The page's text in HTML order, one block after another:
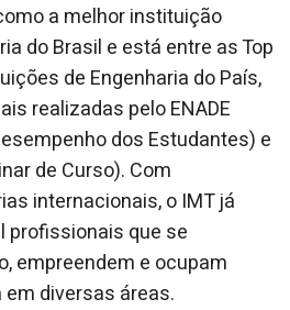
a melhor instituição
do Brasil e está entre as Top
de Engenharia do País,
realizadas pelo ENADE
dos Estudantes) e
de Curso). Com
internacionais, o IMT já
profissionais que se
empreendem e ocupam
diversas áreas.